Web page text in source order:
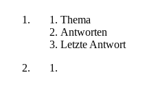
Thema
Antworten
Letzte Antwort